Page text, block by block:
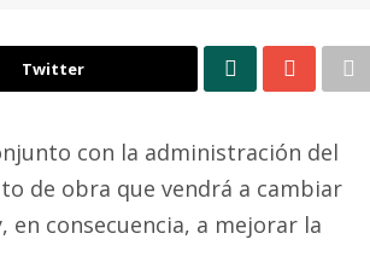
Twitter
con la administración del
de obra que vendrá a cambiar
consecuencia, a mejorar la